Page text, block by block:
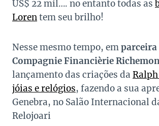
US$ 22 mil…. no entanto todas as
Lorentem seu brilho!
Nesse mesmo tempo, emparceira
Compagnie Financièrie
lançamento das criações da
jóias e relógios, fazendo a sua
Genebra, no Salão Internacional
Relojoari